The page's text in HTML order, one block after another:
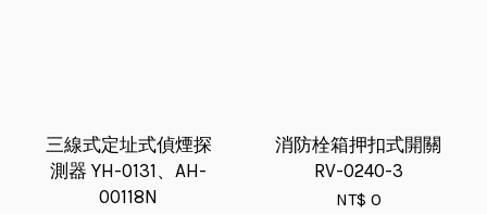
三線式定址式偵煙探
測器 YH-0131、AH-
00118N
消防栓箱押扣式開關
RV-0240-3
NT$ 0